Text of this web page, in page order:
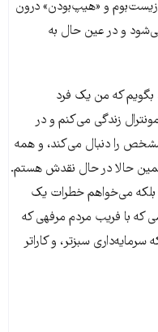
زیست‌بوم و «هیپ‌بودن» درون
می‌شود و در عین حال به
بگویم که من یک فرد
زندگی می‌کنم و در
را دنبال می‌کند، و همه
حالا در حال نقدش هستم.
می‌خواهم خطرات یک
که با فریب مردم مرفهی که
سبزتر، و کاراتر